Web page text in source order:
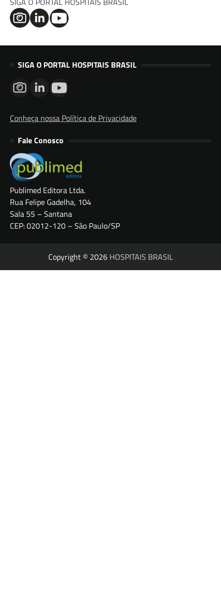
SIGA O PORTAL HOSPITAIS BRASIL
Conheça nossa Política de Privacidade
Fale Conosco
Publimed Editora Ltda.
Rua Felipe Gadelha, 104
Sala 55 – Santana
CEP: 02012-120 – São Paulo/SP
Copyright © 2026 HOSPITAIS BRASIL